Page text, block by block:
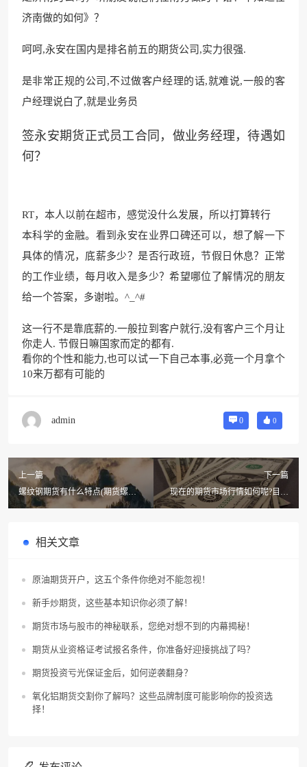
济南做的如何》？
呵呵,永安在国内是排名前五的期货公司,实力很强.
是非常正规的公司,不过做客户经理的话,就难说,一般的客
户经理说白了,就是业务员
签永安期货正式员工合同，做业务经理，待遇如
何？
RT，本人以前在超市，感觉没什么发展，所以打算转行
本科学的金融。看到永安在业界口碑还可以，想了解一下
具体的情况，底薪多少？是否行政班，节假日休息？正常
的工作业绩，每月收入是多少？希望哪位了解情况的朋友
给一个答案，多谢啦。^_^#
这一行不是靠底薪的.一般拉到客户就行,没有客户三个月让
你走人. 节假日嘛国家而定的都有.
看你的个性和能力,也可以试一下自己本事,必竟一个月拿个
10来万都有可能的
admin 0 0
上一篇
螺纹钢期货有什么特点(期货螺纹
钢10和螺纹钢01的区别)
下一篇
现在的期货市场行情如何呢?目前
期货市场行情好吗?
相关文章
原油期货开户，这五个条件你绝对不能忽视！
新手炒期货，这些基本知识你必须了解！
期货市场与股市的神秘联系，您绝对想不到的内幕揭秘！
期货从业资格证考试报名条件，你准备好迎接挑战了吗？
期货投资亏光保证金后，如何逆袭翻身？
氧化铝期货交割你了解吗？这些品牌制度可能影响你的投资选
择！